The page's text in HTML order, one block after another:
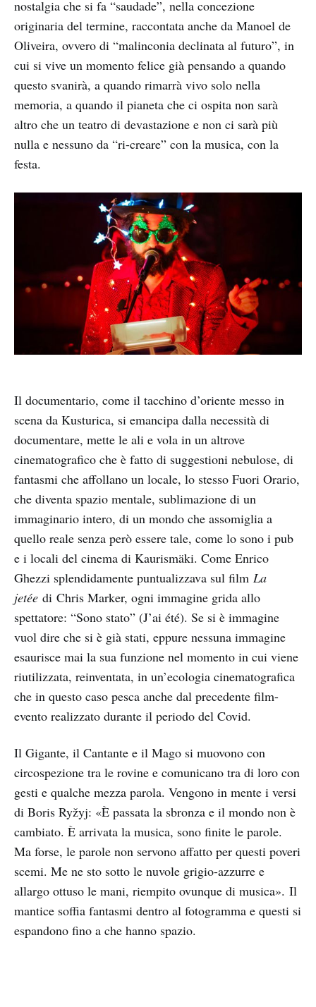
nostalgia che si fa “saudade”, nella concezione
originaria del termine, raccontata anche da Manoel de
Oliveira, ovvero di “malinconia declinata al futuro”, in
cui si vive un momento felice già pensando a quando
questo svanirà, a quando rimarrà vivo solo nella
memoria, a quando il pianeta che ci ospita non sarà
altro che un teatro di devastazione e non ci sarà più
nulla e nessuno da “ri-creare” con la musica, con la
festa.
Il documentario, come il tacchino d’oriente messo in
scena da Kusturica, si emancipa dalla necessità di
documentare, mette le ali e vola in un altrove
cinematografico che è fatto di suggestioni nebulose, di
fantasmi che affollano un locale, lo stesso Fuori Orario,
che diventa spazio mentale, sublimazione di un
immaginario intero, di un mondo che assomiglia a
quello reale senza però essere tale, come lo sono i pub
e i locali del cinema di Kaurismäki. Come Enrico
Ghezzi splendidamente puntualizzava sul film La
jetée di Chris Marker, ogni immagine grida allo
spettatore: “Sono stato” (J’ai été). Se si è immagine
vuol dire che si è già stati, eppure nessuna immagine
esaurisce mai la sua funzione nel momento in cui viene
riutilizzata, reinventata, in un’ecologia cinematografica
che in questo caso pesca anche dal precedente film-
evento realizzato durante il periodo del Covid.
Il Gigante, il Cantante e il Mago si muovono con
circospezione tra le rovine e comunicano tra di loro con
gesti e qualche mezza parola. Vengono in mente i versi
di Boris Ryžyj: «È passata la sbronza e il mondo non è
cambiato. È arrivata la musica, sono finite le parole.
Ma forse, le parole non servono affatto per questi poveri
scemi. Me ne sto sotto le nuvole grigio-azzurre e
allargo ottuso le mani, riempito ovunque di musica». Il
mantice soffia fantasmi dentro al fotogramma e questi si
espandono fino a che hanno spazio.